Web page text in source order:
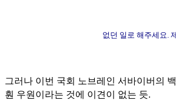
없던 일로 해주세요.
그러나 이번 국회 노브레인 서바이버의
훤 우원이라는 것에 이견이 없는 듯.